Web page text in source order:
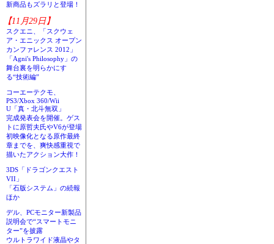
新商品もズラリと登場！
【11月29日】
スクエニ、「スクウェ
ア・エニックス オープン
カンファレンス 2012」
「Agni's Philosophy」の
舞台裏を明らかにす
る“技術編”
コーエーテクモ、
PS3/Xbox 360/Wii
U「真・北斗無双」
完成発表会を開催。ゲス
トに原哲夫氏やV6が登場
初映像化となる原作最終
章までを、爽快感重視で
描いたアクション大作！
3DS「ドラゴンクエスト
VII」
「石版システム」の続報
ほか
デル、PCモニター新製品
説明会で“スマートモニ
ター”を披露
ウルトラワイド液晶やタ